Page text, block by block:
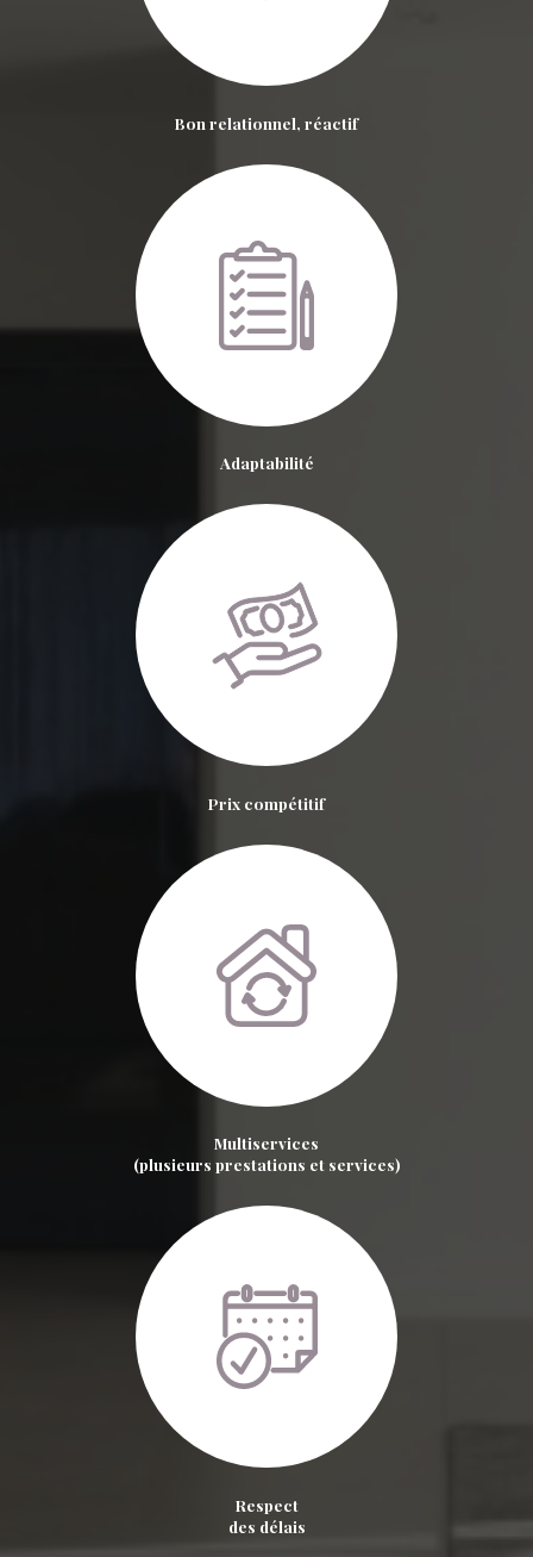
Bon relationnel, réactif
Adaptabilité
Prix compétitif
Multiservices
(plusieurs prestations et services)
Respect
des délais